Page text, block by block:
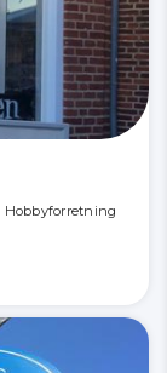
Hobbyforretning